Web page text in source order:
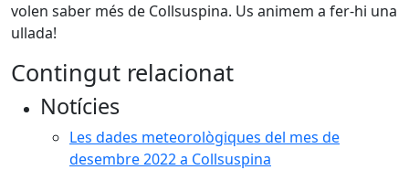
volen saber més de Collsuspina. Us animem a fer-hi una
ullada!
Contingut relacionat
Notícies
Les dades meteorològiques del mes de
desembre 2022 a Collsuspina